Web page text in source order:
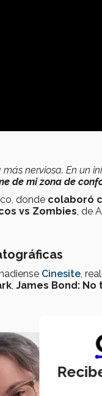
nerviosa. En un
de mi zona de
donde colaboró
vs Zombies , de
Cinesite ,
James Bond: No